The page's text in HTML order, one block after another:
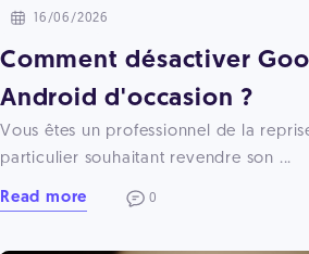
16/06/2026
Comment désactiver
Android d'occasion ?
Vous êtes un professionnel de la
particulier souhaitant revendre son ...
Read more 0